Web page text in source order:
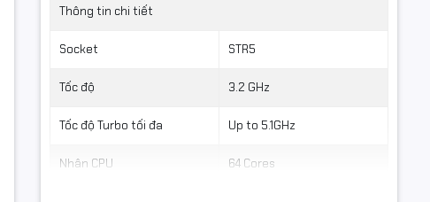
Thông tin chi tiết
Socket STR5
Tốc độ 3.2 GHz
Tốc độ Turbo tối đa Up to 5.1GHz
Nhân CPU 64 Cores